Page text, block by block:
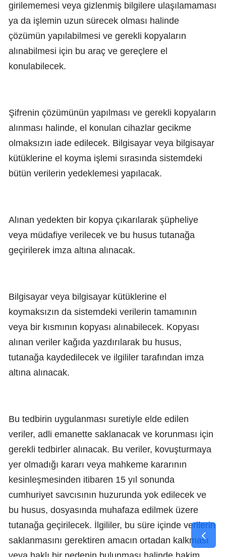
girilememesi veya gizlenmiş bilgilere ulaşılamaması
ya da işlemin uzun sürecek olması halinde
çözümün yapılabilmesi ve gerekli kopyaların
alınabilmesi için bu araç ve gereçlere el
konulabilecek.
Şifrenin çözümünün yapılması ve gerekli kopyaların
alınması halinde, el konulan cihazlar gecikme
olmaksızın iade edilecek. Bilgisayar veya bilgisayar
kütüklerine el koyma işlemi sırasında sistemdeki
bütün verilerin yedeklemesi yapılacak.
Alınan yedekten bir kopya çıkarılarak şüpheliye
veya müdafiye verilecek ve bu husus tutanağa
geçirilerek imza altına alınacak.
Bilgisayar veya bilgisayar kütüklerine el
koymaksızın da sistemdeki verilerin tamamının
veya bir kısmının kopyası alınabilecek. Kopyası
alınan veriler kağıda yazdırılarak bu husus,
tutanağa kaydedilecek ve ilgililer tarafından imza
altına alınacak.
Bu tedbirin uygulanması suretiyle elde edilen
veriler, adli emanette saklanacak ve korunması için
gerekli tedbirler alınacak. Bu veriler, kovuşturmaya
yer olmadığı kararı veya mahkeme kararının
kesinleşmesinden itibaren 15 yıl sonunda
cumhuriyet savcısının huzurunda yok edilecek ve
bu husus, dosyasında muhafaza edilmek üzere
tutanağa geçirilecek. İlgililer, bu süre içinde verilerin
saklanmasını gerektiren amacın ortadan kalkması